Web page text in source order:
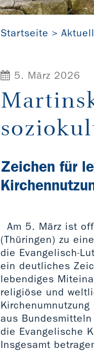
Gemeinsamer
Startseite Aktuell
5. März 2026
Zeichen für
Am 5. März ist
(Thüringen) zu
die Evangelisch-
ein deutliches
lebendiges
religiöse und
aus
die Evangelische
Insgesamt